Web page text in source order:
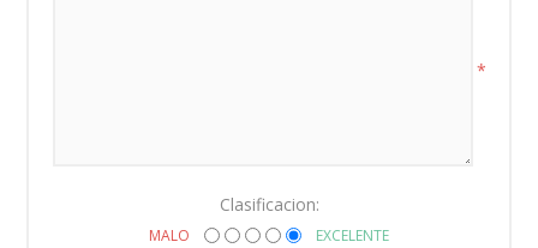
*
Clasificacion:
MALO EXCELENTE